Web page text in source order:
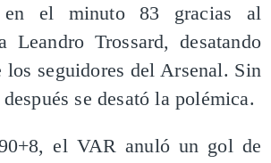
el minuto 83 gracias al
Leandro Trossard, desatando
los seguidores del Arsenal. Sin
se desató la polémica.
el VAR anuló un gol de